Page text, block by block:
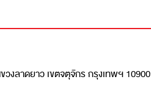
วงลาดยาว เขตจตุจักร กรุงเทพฯ 10900